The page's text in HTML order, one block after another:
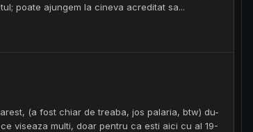
poate ajungem la cineva acreditat sa...
(a fost chiar de treaba, jos palaria, btw) du-
viseaza multi, doar pentru ca esti aici cu al 19-